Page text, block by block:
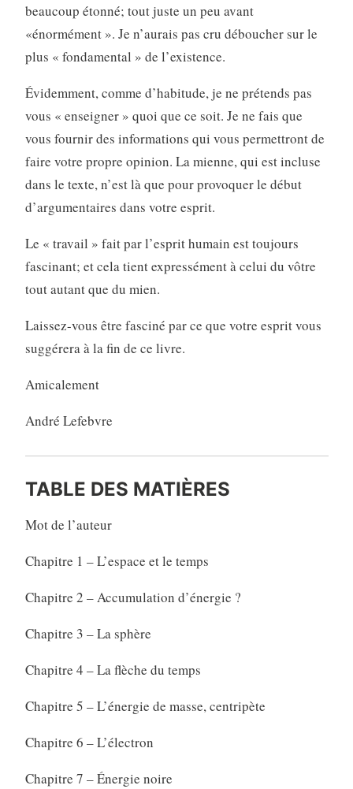
beaucoup étonné; tout juste un peu avant
«énormément ». Je n’aurais pas cru déboucher sur le
plus « fondamental » de l’existence.
Évidemment, comme d’habitude, je ne prétends pas
vous « enseigner » quoi que ce soit. Je ne fais que
vous fournir des informations qui vous permettront de
faire votre propre opinion. La mienne, qui est incluse
dans le texte, n’est là que pour provoquer le début
d’argumentaires dans votre esprit.
Le « travail » fait par l’esprit humain est toujours
fascinant; et cela tient expressément à celui du vôtre
tout autant que du mien.
Laissez-vous être fasciné par ce que votre esprit vous
suggérera à la fin de ce livre.
Amicalement
André Lefebvre
TABLE DES MATIÈRES
Mot de l’auteur
Chapitre 1 – L’espace et le temps
Chapitre 2 – Accumulation d’énergie ?
Chapitre 3 – La sphère
Chapitre 4 – La flèche du temps
Chapitre 5 – L’énergie de masse, centripète
Chapitre 6 – L’électron
Chapitre 7 – Énergie noire